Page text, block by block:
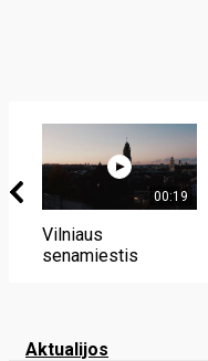
00:19
Vilniaus
senamiestis
Aktualijos